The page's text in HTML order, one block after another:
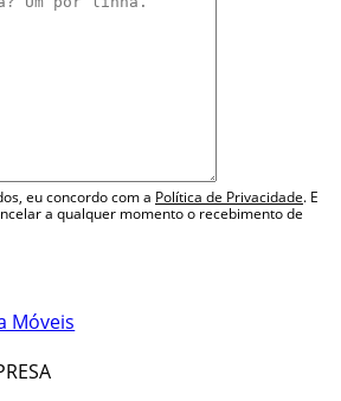
eu concordo com a Política de Privacidade. E
a qualquer momento o recebimento de